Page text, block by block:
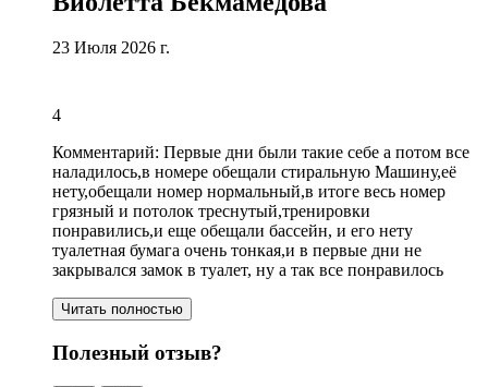
23 Июля 2026 г.
4
Комментарий: Первые дни были такие себе а потом все
наладилось,в номере обещали стиральную Машину,её
нету,обещали номер нормальный,в итоге весь номер
грязный и потолок треснутый,тренировки
понравились,и еще обещали бассейн, и его нету
туалетная бумага очень тонкая,и в первые дни не
закрывался замок в туалет, ну а так все понравилось
Читать полностью
Полезный отзыв?